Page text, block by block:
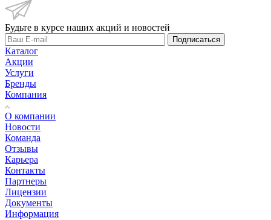
Будьте в курсе наших акций и новостей
Подписаться
Каталог
Акции
Услуги
Бренды
Компания
О компании
Новости
Команда
Отзывы
Карьера
Контакты
Партнеры
Лицензии
Документы
Информация